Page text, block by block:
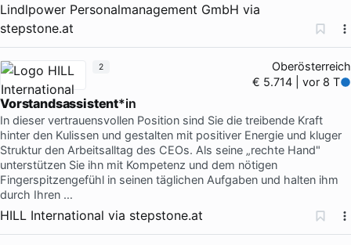
Lindlpower Personalmanagement GmbH via
stepstone.at
Oberösterreich
€ 5.714 | vor 8 T
Vorstandsassistent*in
In dieser vertrauensvollen Position sind Sie die treibende Kraft
hinter den Kulissen und gestalten mit positiver Energie und kluger
Struktur den Arbeitsalltag des CEOs. Als seine „rechte Hand"
unterstützen Sie ihn mit Kompetenz und dem nötigen
Fingerspitzengefühl in seinen täglichen Aufgaben und halten ihm
durch Ihren …
HILL International via stepstone.at
2